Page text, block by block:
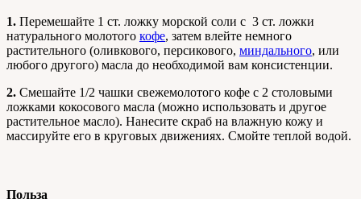
1. Перемешайте 1 ст. ложку морской соли с 3 ст. ложки
натурального молотого кофе, затем влейте немного
растительного (оливкового, персикового, миндального, или
любого другого) масла до необходимой вам консистенции.
2. Смешайте 1/2 чашки свежемолотого кофе с 2 столовыми
ложками кокосового масла (можно использовать и другое
растительное масло). Нанесите скраб на влажную кожу и
массируйте его в круговых движениях. Смойте теплой водой.
Польза